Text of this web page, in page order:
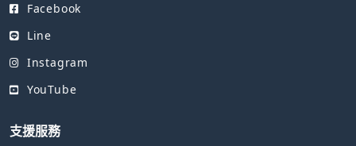
Facebook
Line
Instagram
YouTube
支援服務